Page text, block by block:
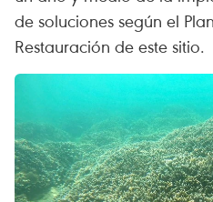
de soluciones según el
Restauración de este sitio.